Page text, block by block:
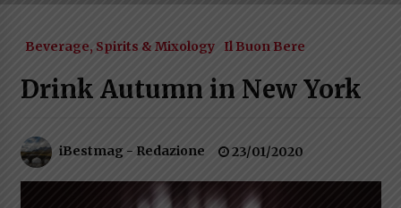
Speciale – Tesori di Toscana
04/03/2019
Beverage, Spirits & Mixology Il Buon Bere
Drink Autumn in New York
iBestmag - Redazione 23/01/2020